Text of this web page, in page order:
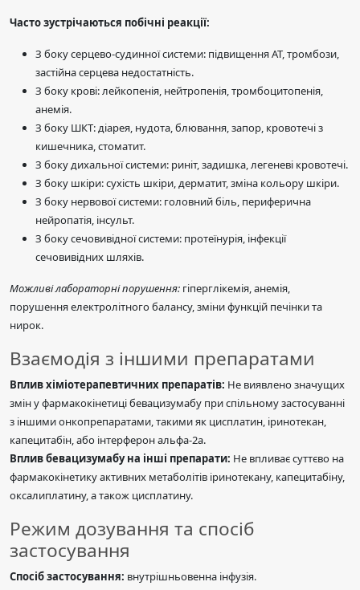
Часто зустрічаються побічні реакції:
З боку серцево-судинної системи: підвищення АТ, тромбози,
застійна серцева недостатність.
З боку крові: лейкопенія, нейтропенія, тромбоцитопенія,
анемія.
З боку ШКТ: діарея, нудота, блювання, запор, кровотечі з
кишечника, стоматит.
З боку дихальної системи: риніт, задишка, легеневі кровотечі.
З боку шкіри: сухість шкіри, дерматит, зміна кольору шкіри.
З боку нервової системи: головний біль, периферична
нейропатія, інсульт.
З боку сечовивідної системи: протеїнурія, інфекції
сечовивідних шляхів.
Можливі лабораторні порушення: гіперглікемія, анемія,
порушення електролітного балансу, зміни функцій печінки та
нирок.
Взаємодія з іншими препаратами
Вплив хіміотерапевтичних препаратів: Не виявлено значущих
змін у фармакокінетиці бевацизумабу при спільному застосуванні
з іншими онкопрепаратами, такими як цисплатин, іринотекан,
капецитабін, або інтерферон альфа-2а.
Вплив бевацизумабу на інші препарати: Не впливає суттєво на
фармакокінетику активних метаболітів іринотекану, капецитабіну,
оксалиплатину, а також цисплатину.
Режим дозування та спосіб
застосування
Спосіб застосування: внутрішньовенна інфузія.